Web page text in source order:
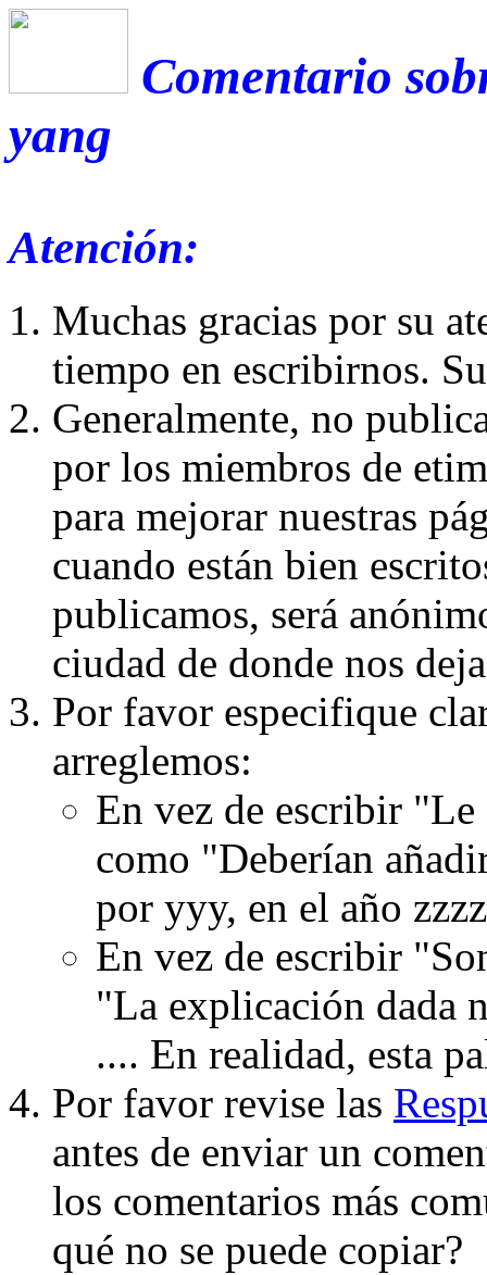
Comentario
yang
Atención:
Muchas gracias por su
tiempo en escribirnos.
Generalmente, no
por los miembros de
para mejorar nuestras
cuando están bien
publicamos, será
ciudad de donde nos
Por favor especifique
arreglemos:
En vez de escribir
como "Deberían
por yyy, en el año
En vez de escribir
"La explicación dada
.... En realidad, esta
Por favor revise las
antes de enviar un
los comentarios más
qué no se puede copiar?